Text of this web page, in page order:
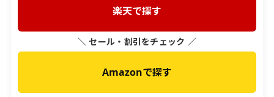
楽天で探す
＼ セール・割引をチェック ／
Amazonで探す